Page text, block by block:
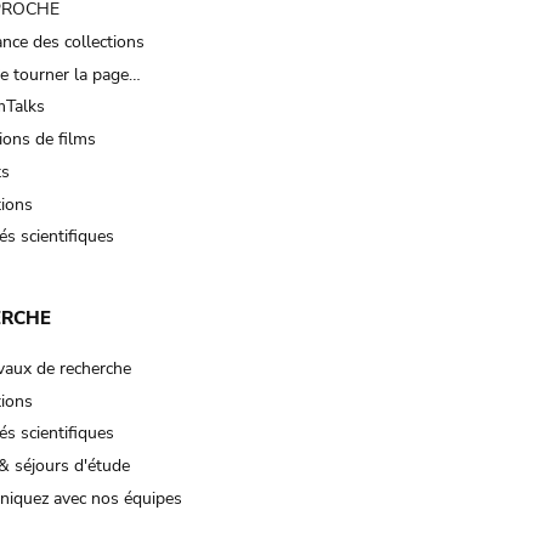
des collections
tourner la page…
de films
scientifiques
de recherche
scientifiques
séjours d'étude
avec nos équipes